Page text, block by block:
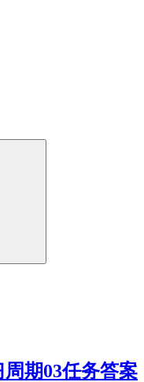
期03任务答案